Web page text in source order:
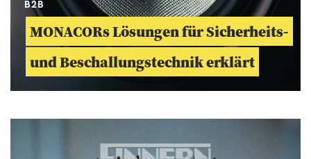
B2B
MONACORs Lösungen für Sicherheits-
und Beschallungstechnik erklärt